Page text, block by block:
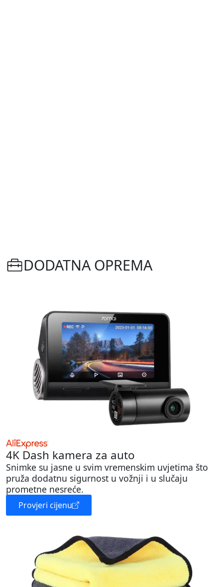
DODATNA OPREMA
4K Dash kamera za auto
Snimke su jasne u svim vremenskim uvjetima što
pruža dodatnu sigurnost u vožnji i u slučaju
prometne nesreće.
Provjeri cijenu